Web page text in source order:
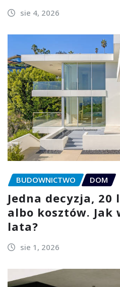
sie 4, 2026
BUDOWNICTWO DOM
Jedna decyzja,
albo kosztów. Jak
lata?
sie 1, 2026